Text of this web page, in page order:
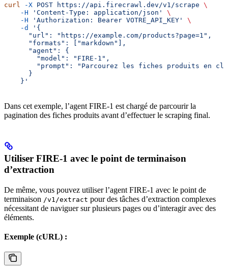
curl -X POST https://api.firecrawl.dev/v1/scrape \
    -H
'Content-Type: application/json'
\
    -H
'Authorization: Bearer VOTRE_API_KEY'
\
    -d
'{
      "url": "https://example.com/products?page=1",
      "formats": ["markdown"],
      "agent": {
        "model": "FIRE-1",
"prompt": "Parcourez les fiches produits en
      }
    }'
Dans cet exemple, l’agent FIRE-1 est chargé de parcourir la
pagination des fiches produits avant d’effectuer le scraping final.
Utiliser FIRE-1 avec le point de terminaison
d’extraction
De même, vous pouvez utiliser l’agent FIRE-1 avec le point de
terminaison /v1/extract pour des tâches d’extraction complexes
nécessitant de naviguer sur plusieurs pages ou d’interagir avec des
éléments.
Exemple (cURL) :